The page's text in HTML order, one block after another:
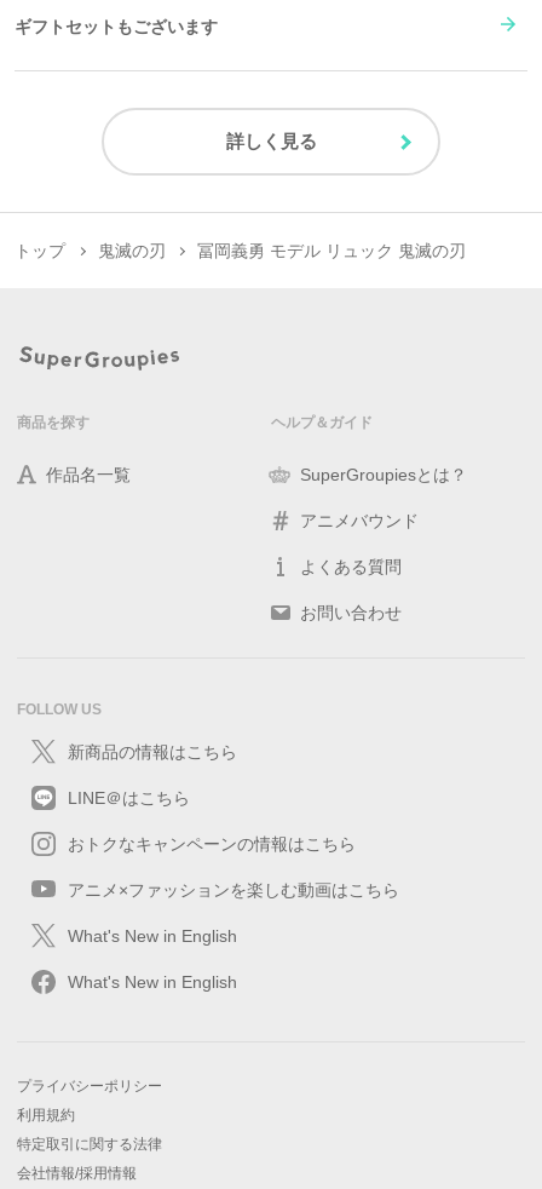
ギフトセットもございます
詳しく見る
トップ 鬼滅の刃 冨岡義勇 モデル リュック 鬼滅の刃
商品を探す
作品名一覧
ヘルプ＆ガイド
SuperGroupiesとは？
アニメバウンド
よくある質問
お問い合わせ
FOLLOW US
新商品の情報はこちら
LINE＠はこちら
おトクなキャンペーンの情報はこちら
アニメ×ファッションを楽しむ動画はこちら
What's New in English
What's New in English
プライバシーポリシー
利用規約
特定取引に関する法律
会社情報/採用情報